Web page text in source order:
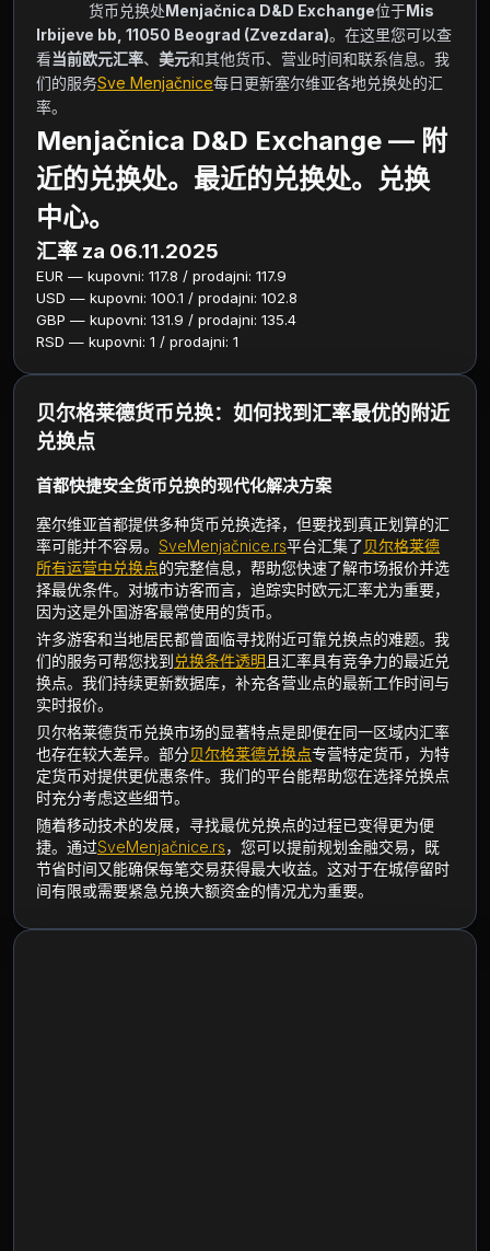
            货币兑换处
Menjačnica D&D Exchange位于Mis
Irbijeve bb, 11050 Beograd (Zvezdara)。在这里您可以查
看当前欧元汇率、 美元和其他货币、营业时间和联系信息。我
们的服务Sve Menjačnice每日更新塞尔维亚各地兑换处的汇
率。
Menjačnica D&D Exchange — 附
近的兑换处。最近的兑换处。兑换
中心。
汇率 za 06.11.2025
EUR — kupovni: 117.8 / prodajni: 117.9
USD — kupovni: 100.1 / prodajni: 102.8
GBP — kupovni: 131.9 / prodajni: 135.4
RSD — kupovni: 1 / prodajni: 1
贝尔格莱德货币兑换：如何找到汇率最优的附近
兑换点
首都快捷安全货币兑换的现代化解决方案
塞尔维亚首都提供多种货币兑换选择，但要找到真正划算的汇
率可能并不容易。 SveMenjačnice.rs平台汇集了贝尔格莱德
所有运营中兑换点的完整信息，帮助您快速了解市场报价并选
择最优条件。对城市访客而言，追踪实时欧元汇率尤为重要，
因为这是外国游客最常使用的货币。
许多游客和当地居民都曾面临寻找附近可靠兑换点的难题。我
们的服务可帮您找到兑换条件透明 且汇率具有竞争力的最近兑
换点。我们持续更新数据库，补充各营业点的最新工作时间与
实时报价。
贝尔格莱德货币兑换市场的显著特点是即便在同一区域内汇率
也存在较大差异。部分贝尔格莱德兑换点专营特定货币，为特
定货币对提供更优惠条件。我们的平台能帮助您在选择兑换点
时充分考虑这些细节。
随着移动技术的发展，寻找最优兑换点的过程已变得更为便
捷。通过SveMenjačnice.rs，您可以提前规划金融交易，既
节省时间又能确保每笔交易获得最大收益。这对于在城停留时
间有限或需要紧急兑换大额资金的情况尤为重要。